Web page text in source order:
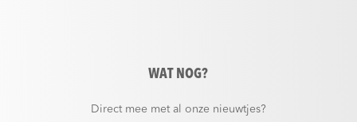
WAT NOG?
Direct mee met al onze nieuwtjes?